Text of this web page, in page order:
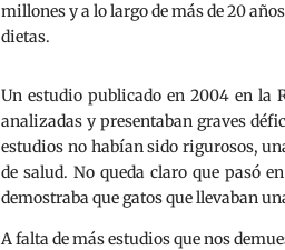
millones y a lo largo de más de 20
dietas.
Un estudio publicado en 2004 en la
analizadas y presentaban graves
estudios no habían sido rigurosos,
de salud. No queda claro que pasó
demostraba que gatos que llevaban
A falta de más estudios que nos